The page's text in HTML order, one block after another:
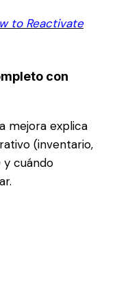
to Reactivate
con
mejora explica
(inventario,
y cuándo